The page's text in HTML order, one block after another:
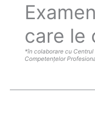
care le
*în colaborare cu
Competențelor